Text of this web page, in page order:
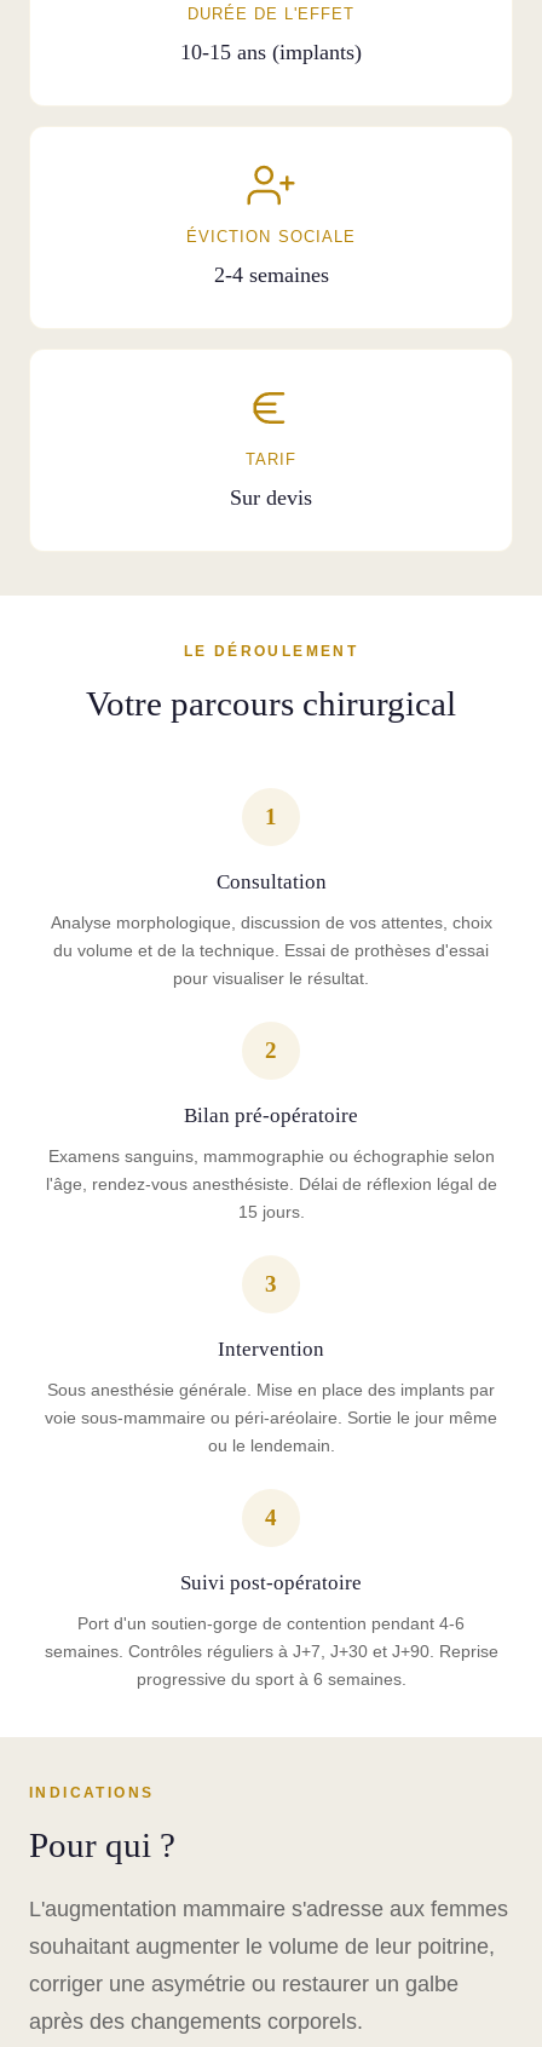
DURÉE DE L'EFFET
10-15 ans (implants)
ÉVICTION SOCIALE
2-4 semaines
TARIF
Sur devis
LE DÉROULEMENT
Votre parcours chirurgical
1
Consultation
Analyse morphologique, discussion de vos attentes, choix
du volume et de la technique. Essai de prothèses d'essai
pour visualiser le résultat.
2
Bilan pré-opératoire
Examens sanguins, mammographie ou échographie selon
l'âge, rendez-vous anesthésiste. Délai de réflexion légal de
15 jours.
3
Intervention
Sous anesthésie générale. Mise en place des implants par
voie sous-mammaire ou péri-aréolaire. Sortie le jour même
ou le lendemain.
4
Suivi post-opératoire
Port d'un soutien-gorge de contention pendant 4-6
semaines. Contrôles réguliers à J+7, J+30 et J+90. Reprise
progressive du sport à 6 semaines.
INDICATIONS
Pour qui ?
L'augmentation mammaire s'adresse aux femmes
souhaitant augmenter le volume de leur poitrine,
corriger une asymétrie ou restaurer un galbe
après des changements corporels.